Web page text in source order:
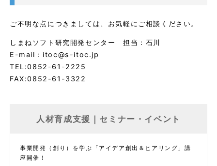
ご不明な点につきましては、お気軽にご相談ください。
しまねソフト研究開発センター 担当：石川
E-mail：itoc@s-itoc.jp
TEL:0852-61-2225
FAX:0852-61-3322
人材育成支援｜セミナー・イベント
事業開発（創り）を学ぶ「アイデア創出＆ヒアリング」講
座開催！